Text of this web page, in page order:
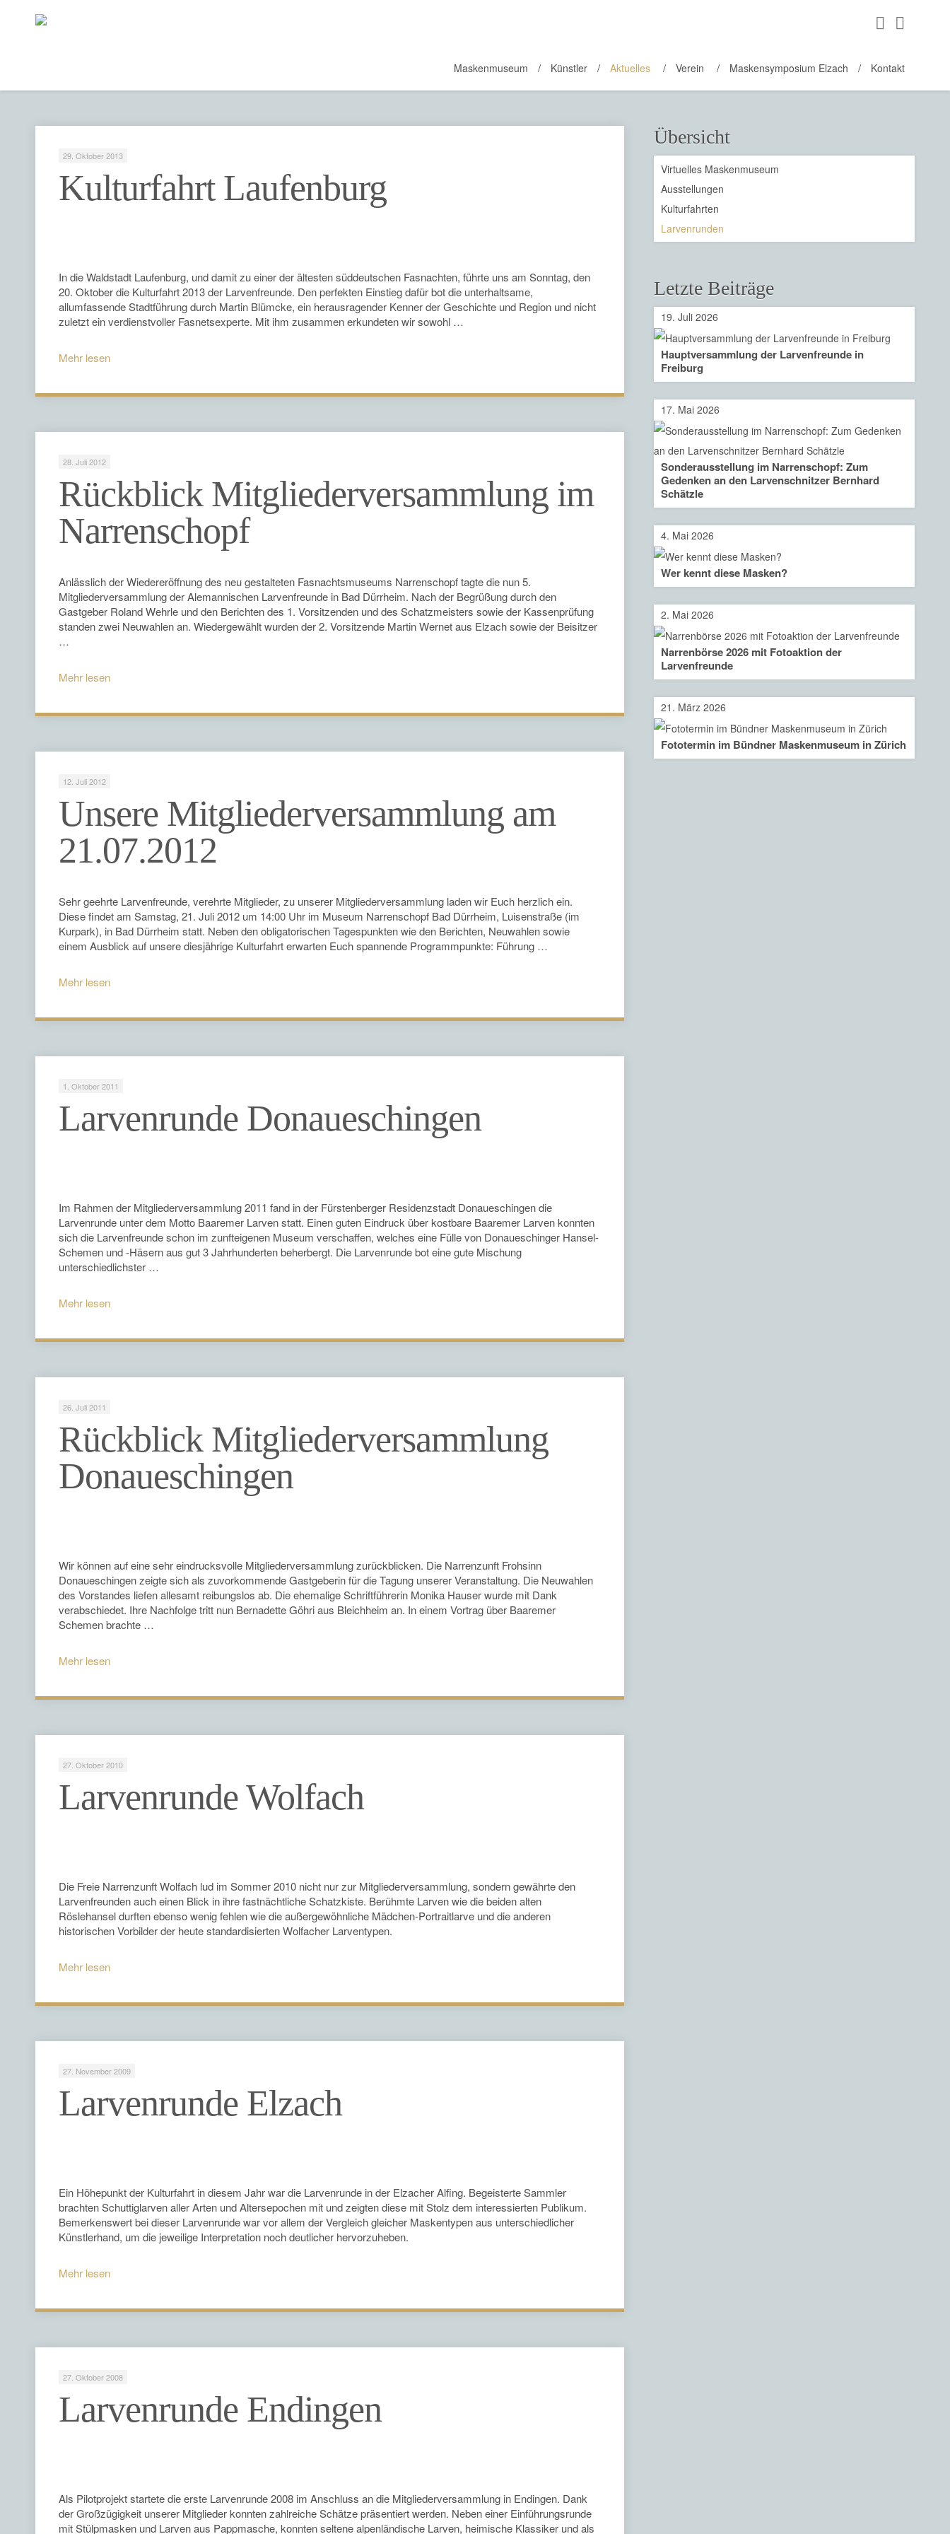
Maskenmuseum Künstler Aktuelles Verein Maskensymposium Elzach Kontakt
29. Oktober 2013
Kulturfahrt Laufenburg
In die Waldstadt Laufenburg, und damit zu einer der ältesten süddeutschen Fasnachten, führte uns am Sonntag, den
20. Oktober die Kulturfahrt 2013 der Larvenfreunde. Den perfekten Einstieg dafür bot die unterhaltsame,
allumfassende Stadtführung durch Martin Blümcke, ein herausragender Kenner der Geschichte und Region und nicht
zuletzt ein verdienstvoller Fasnetsexperte. Mit ihm zusammen erkundeten wir sowohl …
Mehr lesen
28. Juli 2012
Rückblick Mitgliederversammlung im
Narrenschopf
Anlässlich der Wiedereröffnung des neu gestalteten Fasnachtsmuseums Narrenschopf tagte die nun 5.
Mitgliederversammlung der Alemannischen Larvenfreunde in Bad Dürrheim. Nach der Begrüßung durch den
Gastgeber Roland Wehrle und den Berichten des 1. Vorsitzenden und des Schatzmeisters sowie der Kassenprüfung
standen zwei Neuwahlen an. Wiedergewählt wurden der 2. Vorsitzende Martin Wernet aus Elzach sowie der Beisitzer
…
Mehr lesen
12. Juli 2012
Unsere Mitgliederversammlung am
21.07.2012
Sehr geehrte Larvenfreunde, verehrte Mitglieder, zu unserer Mitgliederversammlung laden wir Euch herzlich ein.
Diese findet am Samstag, 21. Juli 2012 um 14:00 Uhr im Museum Narrenschopf Bad Dürrheim, Luisenstraße (im
Kurpark), in Bad Dürrheim statt. Neben den obligatorischen Tagespunkten wie den Berichten, Neuwahlen sowie
einem Ausblick auf unsere diesjährige Kulturfahrt erwarten Euch spannende Programmpunkte: Führung …
Mehr lesen
1. Oktober 2011
Larvenrunde Donaueschingen
Im Rahmen der Mitgliederversammlung 2011 fand in der Fürstenberger Residenzstadt Donaueschingen die
Larvenrunde unter dem Motto Baaremer Larven statt. Einen guten Eindruck über kostbare Baaremer Larven konnten
sich die Larvenfreunde schon im zunfteigenen Museum verschaffen, welches eine Fülle von Donaueschinger Hansel-
Schemen und -Häsern aus gut 3 Jahrhunderten beherbergt. Die Larvenrunde bot eine gute Mischung
unterschiedlichster …
Mehr lesen
26. Juli 2011
Rückblick Mitgliederversammlung
Donaueschingen
Wir können auf eine sehr eindrucksvolle Mitgliederversammlung zurückblicken. Die Narrenzunft Frohsinn
Donaueschingen zeigte sich als zuvorkommende Gastgeberin für die Tagung unserer Veranstaltung. Die Neuwahlen
des Vorstandes liefen allesamt reibungslos ab. Die ehemalige Schriftführerin Monika Hauser wurde mit Dank
verabschiedet. Ihre Nachfolge tritt nun Bernadette Göhri aus Bleichheim an. In einem Vortrag über Baaremer
Schemen brachte …
Mehr lesen
27. Oktober 2010
Larvenrunde Wolfach
Die Freie Narrenzunft Wolfach lud im Sommer 2010 nicht nur zur Mitgliederversammlung, sondern gewährte den
Larvenfreunden auch einen Blick in ihre fastnächtliche Schatzkiste. Berühmte Larven wie die beiden alten
Röslehansel durften ebenso wenig fehlen wie die außergewöhnliche Mädchen-Portraitlarve und die anderen
historischen Vorbilder der heute standardisierten Wolfacher Larventypen.
Mehr lesen
27. November 2009
Larvenrunde Elzach
Ein Höhepunkt der Kulturfahrt in diesem Jahr war die Larvenrunde in der Elzacher Alfing. Begeisterte Sammler
brachten Schuttiglarven aller Arten und Altersepochen mit und zeigten diese mit Stolz dem interessierten Publikum.
Bemerkenswert bei dieser Larvenrunde war vor allem der Vergleich gleicher Maskentypen aus unterschiedlicher
Künstlerhand, um die jeweilige Interpretation noch deutlicher hervorzuheben.
Mehr lesen
27. Oktober 2008
Larvenrunde Endingen
Als Pilotprojekt startete die erste Larvenrunde 2008 im Anschluss an die Mitgliederversammlung in Endingen. Dank
der Großzügigkeit unserer Mitglieder konnten zahlreiche Schätze präsentiert werden. Neben einer Einführungsrunde
mit Stülpmasken und Larven aus Pappmasche, konnten seltene alpenländische Larven, heimische Klassiker und als
Übersicht
Virtuelles Maskenmuseum
Ausstellungen
Kulturfahrten
Larvenrunden
Letzte Beiträge
Hauptversammlung der Larvenfreunde in
Freiburg
19. Juli 2026
Sonderausstellung im Narrenschopf: Zum
Gedenken an den Larvenschnitzer Bernhard
Schätzle
17. Mai 2026
Wer kennt diese Masken?
4. Mai 2026
Narrenbörse 2026 mit Fotoaktion der
Larvenfreunde
2. Mai 2026
Fototermin im Bündner Maskenmuseum in Zürich
21. März 2026